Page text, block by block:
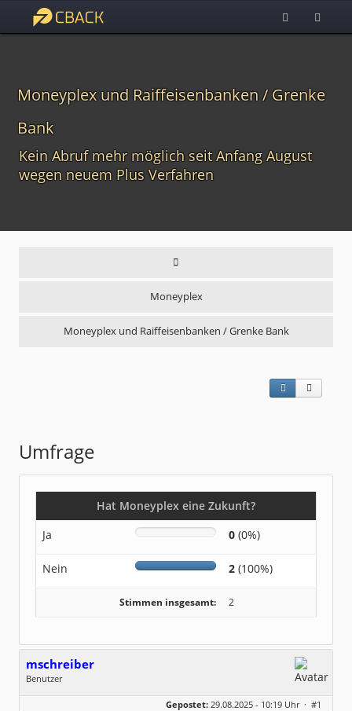
Moneyplex und Raiffeisenbanken / Grenke
Bank
Kein Abruf mehr möglich seit Anfang August
wegen neuem Plus Verfahren
Moneyplex
Moneyplex und Raiffeisenbanken / Grenke Bank
Umfrage
Hat Moneyplex eine Zukunft?
Ja
0 (0%)
Nein 2 (100%)
Stimmen insgesamt: 2
mschreiber
Benutzer
Geschlecht:
keine Angabe
Gepostet: 29.08.2025 - 10:19 Uhr · #1